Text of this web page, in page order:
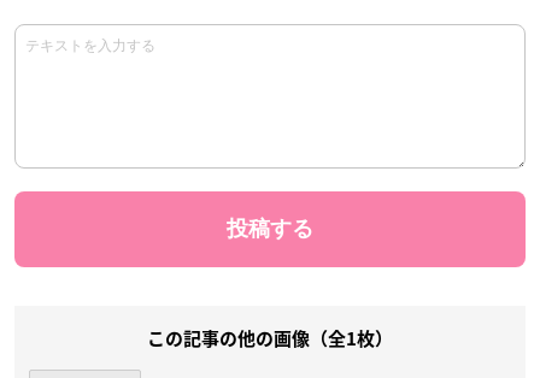
この記事の他の画像（全1枚）